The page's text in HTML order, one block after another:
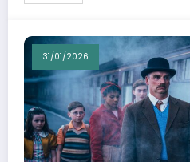
31/01/2026